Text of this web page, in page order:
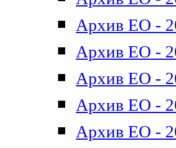
Архив ЕО -
Архив ЕО -
Архив ЕО -
Архив ЕО -
Архив ЕО -